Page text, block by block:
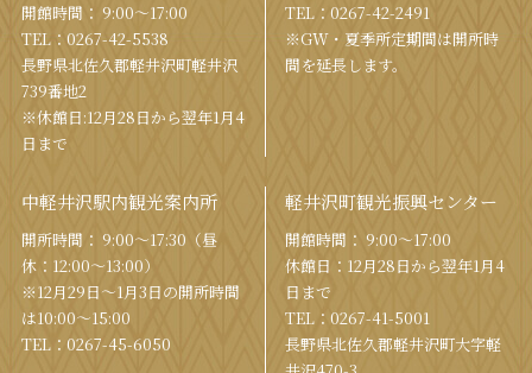
開館時間： 9:00〜17:00
TEL： 0267-42-5538
⻑野県北佐久郡軽井沢町軽井沢
739番地2
※休館日:12月28日から翌年1月4
日まで
TEL： 0267-42-2491
※GW・夏季所定期間は開所時
間を延⻑します。
中軽井沢駅内観光案内所
開所時間： 9:00〜17:30（昼
休：12:00〜13:00）
※12月29日〜1月3日の開所時間
は10:00〜15:00
TEL： 0267-45-6050
軽井沢町観光振興センター
開館時間： 9:00〜17:00
休館⽇：12⽉28⽇から翌年1⽉4
⽇まで
TEL： 0267-41-5001
⻑野県北佐久郡軽井沢町⼤字軽